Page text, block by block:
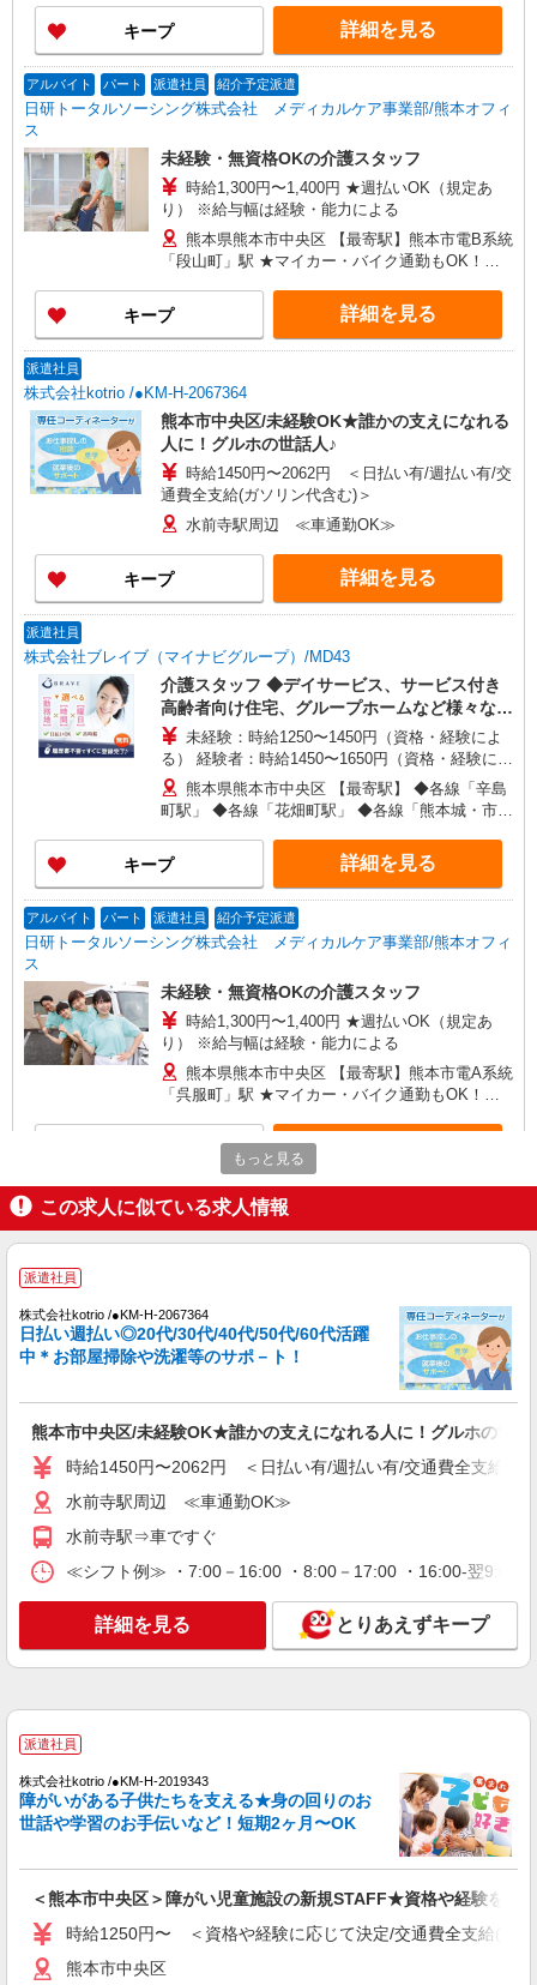
り）
やすいエリアなど、お好きな勤務地をお選び下さ
い！！
キープ 詳細を見る
アルバイト パート 派遣社員 紹介予定派遣
日研トータルソーシング株式会社 メディカルケア事業部/熊本オフィ
ス
未経験・無資格OKの介護スタッフ
時給1,300円〜1,400円 ★週払いOK（規定あ
り） ※給与幅は経験・能力による
熊本県熊本市中央区 【最寄駅】熊本市電B系統
「段山町」駅 ★マイカー・バイク通勤もOK！
ら通いやすいエリアなど、お好きな勤務地をお選
び下さい！！
キープ 詳細を見る
派遣社員
株式会社kotrio /●KM-H-2067364
熊本市中央区/未経験OK★誰かの支えになれる
人に！グルホの世話人♪
時給1450円〜2062円 ＜日払い有/週払い有/交
通費全支給(ガソリン代含む)＞
水前寺駅周辺 ≪車通勤OK≫
キープ 詳細を見る
派遣社員
株式会社ブレイブ（マイナビグループ）/MD43
介護スタッフ ◆デイサービス、サービス付き
高齢者向け住宅、グループホームなど様々な勤
務先から選べます。
未経験：時給1250〜1450円（資格・経験によ
る） 経験者：時給1450〜1650円（資格・経験によ
る） ◎月収例 時給1650円×1日8時間×22日（週5
日）＝29万400円 ◆昇給あり ◆支払い方法 ※日払
い/週払い/月払い対応も可能です。詳しくは面談時
にご相談ください。 ◆交通費：別途全額支給 ※当
社規定あり
熊本県熊本市中央区 【最寄駅】 ◆各線「辛島
町駅」 ◆各線「花畑町駅」 ◆各線「熊本城・市役
キープ 詳細を見る
アルバイト パート 派遣社員 紹介予定派遣
日研トータルソーシング株式会社 メディカルケア事業部/熊本オフィ
ス
未経験・無資格OKの介護スタッフ
時給1,300円〜1,400円 ★週払いOK（規定あ
り） ※給与幅は経験・能力による
熊本県熊本市中央区 【最寄駅】熊本市電A系統
「呉服町」駅 ★マイカー・バイク通勤もOK！
び下さい！！
派遣社員
（株）ウィルオブ・ワークCW 熊本支店/ms430101
熊本県熊本市中央区
キープ 詳細を見る
アルバイト パート 派遣社員 紹介予定派遣
ス
未経験・無資格OKの介護スタッフ
時給1,300円〜1,400円 ★週払いOK（規定あ
り） ※給与幅は経験・能力による
熊本県熊本市中央区 【最寄駅】熊本市電「熊
本城・市役所前」駅 ★マイカー・バイク通勤も
OK！（規定あり） ★勤務地は3000ヶ所以上★ 自
宅から通いやすいエリアなど、お好きな勤務地を
お選び下さい！！
キープ 詳細を見る
派遣社員
株式会社kotrio /●KM-H-2066923
不問◎日収1.1万円も可
時給1450円〜2062円 ＜日払い有/週払い有/交
通費全支給(ガソリン代含む)＞
熊本市中央区
派遣社員
もっと見る
この求人に似ている求人情報
派遣社員
株式会社kotrio /●KM-H-2067364
日払い週払い◎20代/30代/40代/50代/60代活躍
中＊お部屋掃除や洗濯等のサポ－ト！
熊本市中央区/未経験OK★誰かの支えになれる人に！グルホの世話
時給1450円〜2062円 ＜日払い有/週払い有/交通費全支給(ガ
水前寺駅周辺 ≪車通勤OK≫
水前寺駅⇒車ですぐ
≪シフト例≫ ・7:00－16:00 ・8:00－17:00 ・16:00-翌9:00
詳細を見る とりあえずキープ
派遣社員
株式会社kotrio /●KM-H-2019343
障がいがある子供たちを支える★身の回りのお
世話や学習のお手伝いなど！短期2ヶ月〜OK
＜熊本市中央区＞障がい児童施設の新規STAFF★資格や経験を活
時給1250円〜 ＜資格や経験に応じて決定/交通費全支給(ガ
熊本市中央区